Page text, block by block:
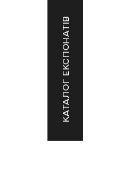
КАТАЛОГ ЕКСПОНАТІВ